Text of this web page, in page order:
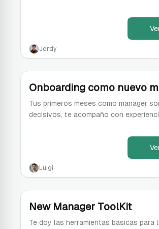
Jordy
Onboarding como nuevo
Tus primeros meses como manager
decisivos, te acompaño con
Luigi
New Manager ToolKit
Te doy las herramientas básicas para